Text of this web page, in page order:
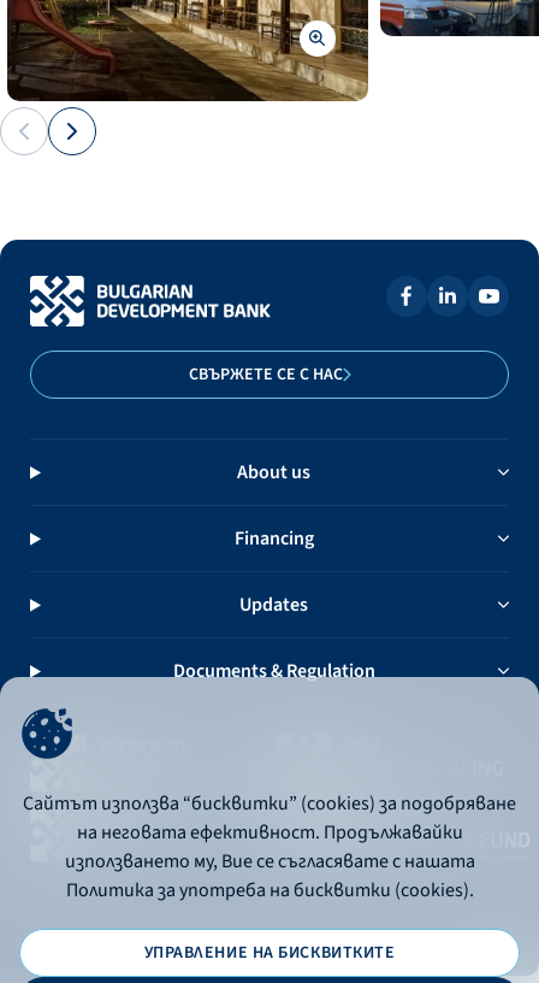
СВЪРЖЕТЕ СЕ С НАС
About us
Financing
Updates
Documents & Regulation
Сайтът използва “бисквитки” (cookies) за подобряване
на неговата ефективност. Продължавайки
използването му, Вие се съгласявате с нашата
Политика за употреба на бисквитки (cookies).
УПРАВЛЕНИЕ НА БИСКВИТКИТЕ